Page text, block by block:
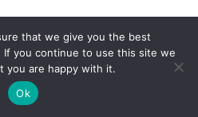
più rilassata e
potrebbe essere
tranquillità e una
considerare
chiedendo
that we give you the best
you continue to use this site we
you are happy with it.
Ok